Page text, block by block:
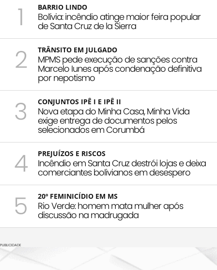
1 BARRIO LINDO
Bolívia: incêndio atinge maior feira popular
de Santa Cruz de la Sierra
2 TRÂNSITO EM JULGADO
MPMS pede execução de sanções contra
Marcelo Iunes após condenação definitiva
por nepotismo
3 CONJUNTOS IPÊ I E IPÊ II
Nova etapa do Minha Casa, Minha Vida
exige entrega de documentos pelos
selecionados em Corumbá
4 PREJUÍZOS E RISCOS
Incêndio em Santa Cruz destrói lojas e deixa
comerciantes bolivianos em desespero
5 20º FEMINICÍDIO EM MS
Rio Verde: homem mata mulher após
discussão na madrugada
PUBLICIDADE